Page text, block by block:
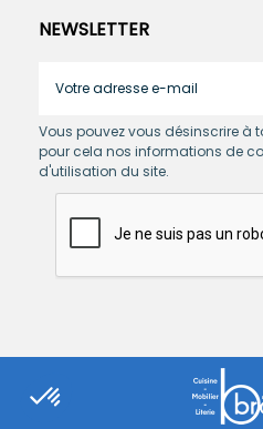
NEWSLETTER
Vous pouvez vous désinscrire à
pour cela nos informations de
d'utilisation du site.